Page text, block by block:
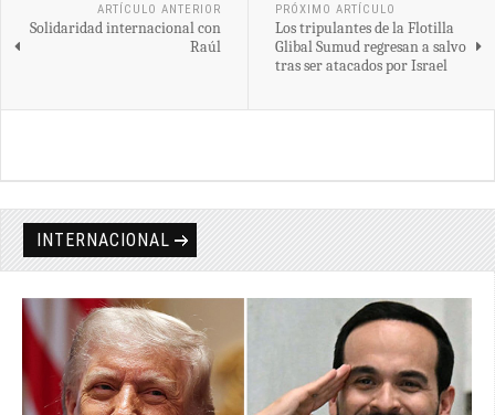
ARTÍCULO ANTERIOR
Solidaridad internacional con
Raúl
PRÓXIMO ARTÍCULO
Los tripulantes de la Flotilla
Glibal Sumud regresan a salvo
tras ser atacados por Israel
INTERNACIONAL